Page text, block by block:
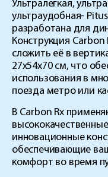
Ультралегкая,
ультраудобная-
разработана для
Конструкция Carbon
сложить её в
27х54х70 см, что
использования в
поезда метро или
В Carbon Rx
инновационные
обеспечивающие
комфорт во время